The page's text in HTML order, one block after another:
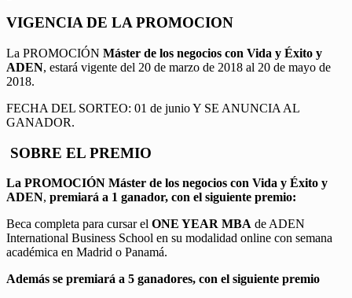
VIGENCIA DE LA PROMOCION
La PROMOCIÓN Máster de los negocios con Vida y Éxito y
ADEN, estará vigente del 20 de marzo de 2018 al 20 de mayo de
2018.
FECHA DEL SORTEO: 01 de junio Y SE ANUNCIA AL
GANADOR.
SOBRE EL PREMIO
La PROMOCIÓN Máster de los negocios con Vida y Éxito y
ADEN, premiará a 1 ganador, con el siguiente premio:
Beca completa para cursar el ONE YEAR MBA de ADEN
International Business School en su modalidad online con semana
académica en Madrid o Panamá.
Además se premiará a 5 ganadores, con el siguiente premio